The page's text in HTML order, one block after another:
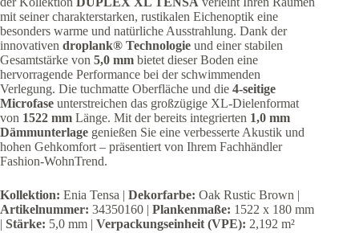
mit seiner charakterstarken, rustikalen Eichenoptik eine
besonders warme und natürliche Ausstrahlung. Dank der
innovativen droplank® Technologie und einer stabilen
Gesamtstärke von 5,0 mm bietet dieser Boden eine
hervorragende Performance bei der schwimmenden
Verlegung. Die tuchmatte Oberfläche und die 4-seitige
Microfase unterstreichen das großzügige XL-Dielenformat
von 1522 mm Länge. Mit der bereits integrierten 1,0 mm
Dämmunterlage genießen Sie eine verbesserte Akustik und
hohen Gehkomfort – präsentiert von Ihrem Fachhändler
Fashion-WohnTrend.
Kollektion: Enia Tensa | Dekorfarbe: Oak Rustic Brown |
Artikelnummer: 34350160 | Plankenmaße: 1522 x 180 mm
| Stärke: 5,0 mm | Verpackungseinheit (VPE): 2,192 m²